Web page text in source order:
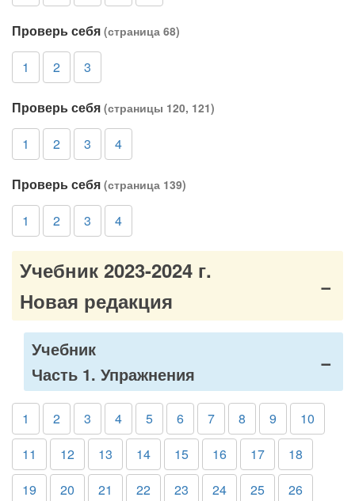
Проверь себя (страница 68)
1 2 3
Проверь себя (страницы 120, 121)
1 2 3 4
Проверь себя (страница 139)
1 2 3 4
Учебник 2023-2024 г.
Новая редакция
Учебник
Часть 1. Упражнения
1 2 3 4 5 6 7 8 9
10
11
12 13 14 15 16 17
18
19
20 21 22 23 24 25
26